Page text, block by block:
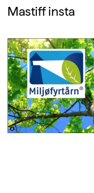
Mastiff insta